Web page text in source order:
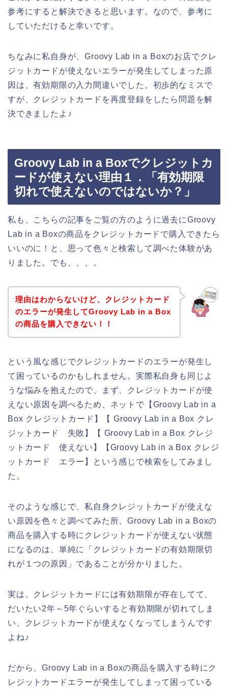
参考にすると解決できると思います。なので、参考に
していただけると幸いです。
ちなみに私自身が、Groovy Lab in a Boxのお店でクレ
ジットカードが使えないエラーが発生してしまった原
因は、有効期限の入力間違いでした。初歩的なミスで
すが、クレジットカードを再度登録をしたら問題を解
決できましたよ♪
Groovy Lab in a Boxでクレジットカ
ードが使えない理由１．「有効期限
切れで使えないのではないか？」
私も、こちらの記事をご覧の方のように過去にGroovy
Lab in a Boxの商品をクレジットカードで購入できたら
いいのに！と、思って色々と検索して調べた体験があ
りました。でも、、、。
理由はわからないけど、クレジットカード
のエラーが発生してGroovy Lab in a Box
の商品を購入できない！！
という風な感じでクレジットカードのエラーが発生し
て困っているのかもしれません。実際私自身も同じよ
うな悩みを抱えたので、まず、クレジットカードが使
えない原因を調べるため、ネットで【Groovy Lab in a
Box クレジットカード】【 Groovy Lab in a Box クレ
ジットカード 失敗】【 Groovy Lab in a Box クレジ
ットカード 使えない】【Groovy Lab in a Box クレジ
ットカード エラー】という感じで検索をしてみまし
た。
そのような感じで、私自身クレジットカードが使えな
い原因を色々と調べてみた所、Groovy Lab in a Boxの
商品を購入する時にクレジットカードが使えない状態
になるのは、単純に「クレジットカードの有効期限切
れが１つの原因」であることが分かりました。
実は、クレジットカードには有効期限が存在してて、
だいたい2年～5年ぐらいすると有効期限が切れてしま
い、クレジットカードが使えなくなってしまうんです
よね♪
だから、Groovy Lab in a Boxの商品を購入する時にク
レジットカードエラーが発生してしまって困っている